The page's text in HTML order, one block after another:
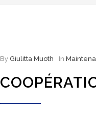
By Giulitta Muoth In